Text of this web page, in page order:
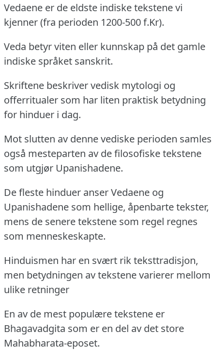
Vedaene er de eldste indiske tekstene vi
kjenner (fra perioden 1200-500 f.Kr).
Veda betyr viten eller kunnskap på det gamle
indiske språket sanskrit.
Skriftene beskriver vedisk mytologi og
offerritualer som har liten praktisk betydning
for hinduer i dag.
Mot slutten av denne vediske perioden samles
også mesteparten av de filosofiske tekstene
som utgjør Upanishadene.
De fleste hinduer anser Vedaene og
Upanishadene som hellige, åpenbarte tekster,
mens de senere tekstene som regel regnes
som menneskeskapte.
Hinduismen har en svært rik teksttradisjon,
men betydningen av tekstene varierer mellom
ulike retninger
En av de mest populære tekstene er
Bhagavadgita som er en del av det store
Mahabharata-eposet.